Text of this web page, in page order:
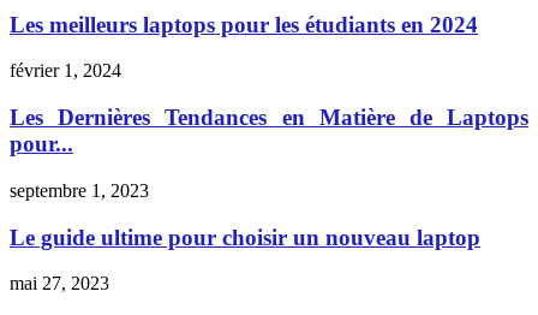
Les meilleurs laptops pour les étudiants en 2024
février 1, 2024
Les Dernières Tendances en Matière de Laptops
pour...
septembre 1, 2023
Le guide ultime pour choisir un nouveau laptop
mai 27, 2023